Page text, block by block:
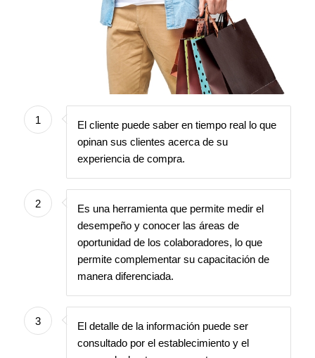
1
El cliente puede saber en tiempo real lo que
opinan sus clientes acerca de su
experiencia de compra.
2
Es una herramienta que permite medir el
desempeño y conocer las áreas de
oportunidad de los colaboradores, lo que
permite complementar su capacitación de
manera diferenciada.
3
El detalle de la información puede ser
consultado por el establecimiento y el